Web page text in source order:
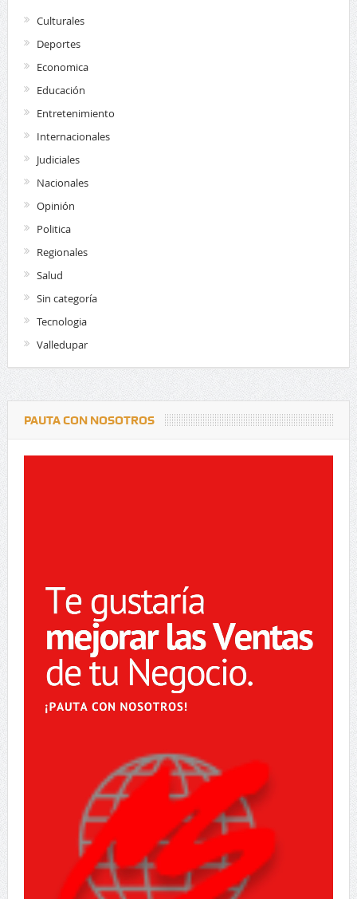
Culturales
Deportes
Economica
Educación
Entretenimiento
Internacionales
Judiciales
Nacionales
Opinión
Politica
Regionales
Salud
Sin categoría
Tecnologia
Valledupar
PAUTA CON NOSOTROS